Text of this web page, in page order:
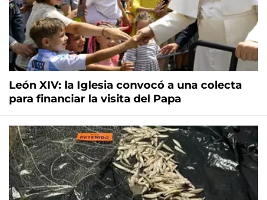
León XIV: la Iglesia convocó a una colecta
para financiar la visita del Papa